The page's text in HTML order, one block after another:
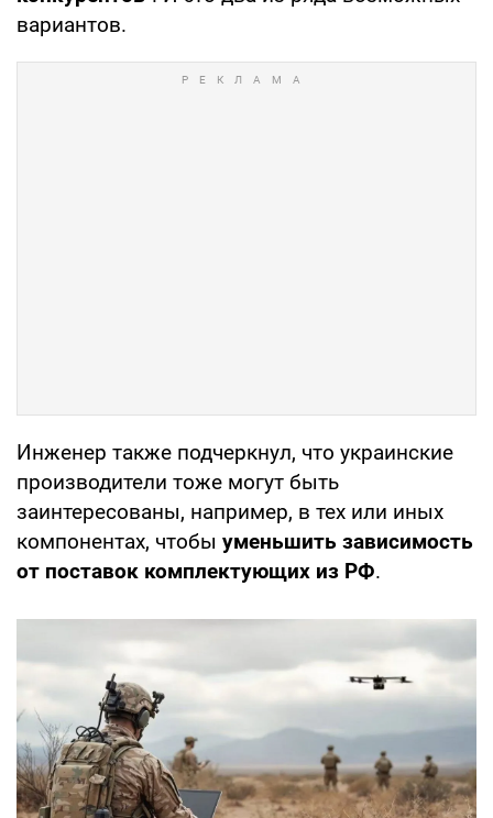
вариантов.
Инженер также подчеркнул, что украинские
производители тоже могут быть
заинтересованы, например, в тех или иных
компонентах, чтобы уменьшить зависимость
от поставок комплектующих из РФ.